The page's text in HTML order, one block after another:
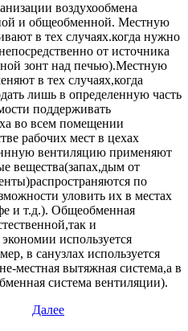
воздухообмена
и общеобменной. Местную
в тех случаях.когда нужно
от источника
зонт над печью).Местную
в тех случаях,когда
лишь в определенную часть
поддерживать
во всем помещении
рабочих мест в цехах
вентиляцию применяют
вещества(запах,дым от
по
уловить их в местах
и т.д.). Общеобменная
и
используется
в санузлах используется
местная вытяжная система,а в
система вентиляции).
Далее